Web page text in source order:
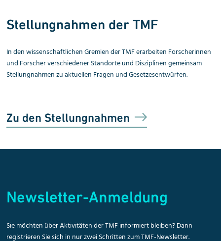
Stellungnahmen der TMF
In den wissenschaftlichen Gremien der TMF erarbeiten Forscherinnen
und Forscher verschiedener Stand­orte und Disziplinen gemeinsam
Stellungnahmen zu aktuellen Fragen und Gesetzesentwürfen.
Zu den Stellungnahmen
Newsletter-Anmeldung
Sie möchten über Aktivitäten der TMF informiert bleiben? Dann
registrieren Sie sich in nur zwei Schritten zum TMF-Newsletter.